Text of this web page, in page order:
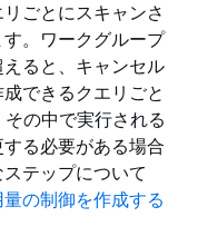
ごとにスキャンさ
。ワークグループ
ると、キャンセル
できるクエリごと
の中で実行される
る必要がある場合
テップについて
の制御を作成する